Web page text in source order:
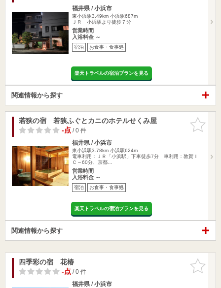
福井県 / 小浜市
東小浜駅3.49km 小浜駅687m
ＪＲ 小浜駅より徒歩７分
営業時間
入浴料金 ～
宿泊 お食事・食事処
楽天トラベルの宿泊プランを見る
関連情報から探す
お気に入
りに追加
若狭の宿 若狭ふぐとカニのホテルせくみ屋
-点/ 0 件
福井県 / 小浜市
東小浜駅3.78km 小浜駅624m
電車利用：ＪＲ「小浜駅」下車徒歩7分 車利用：敦賀Ｉ
Ｃ～60分、京都…
営業時間
入浴料金 ～
宿泊 お食事・食事処
楽天トラベルの宿泊プランを見る
関連情報から探す
お気に入
りに追加
四季彩の宿 花椿
-点/ 0 件
福井県 / 小浜市